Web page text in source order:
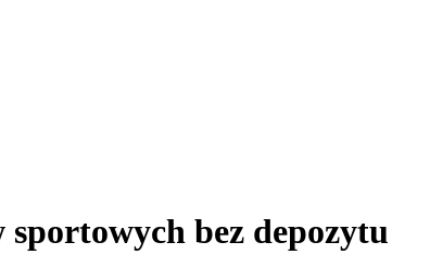
sportowych bez depozytu